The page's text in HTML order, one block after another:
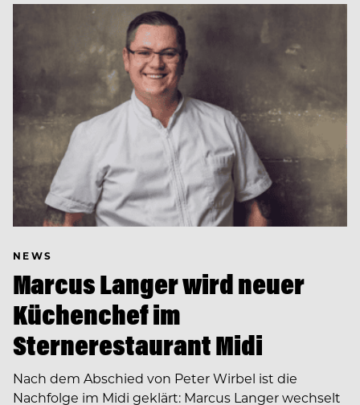
NEWS
Marcus Langer wird neuer
Küchenchef im
Sternerestaurant Midi
Nach dem Abschied von Peter Wirbel ist die
Nachfolge im Midi geklärt: Marcus Langer wechselt